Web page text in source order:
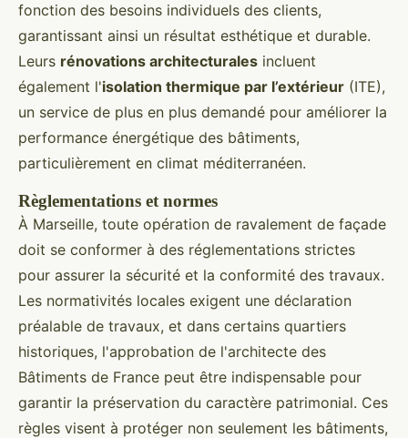
fonction des besoins individuels des clients,
garantissant ainsi un résultat esthétique et durable.
Leurs rénovations architecturales incluent
également l'isolation thermique par l’extérieur (ITE),
un service de plus en plus demandé pour améliorer la
performance énergétique des bâtiments,
particulièrement en climat méditerranéen.
Règlementations et normes
À Marseille, toute opération de ravalement de façade
doit se conformer à des réglementations strictes
pour assurer la sécurité et la conformité des travaux.
Les normativités locales exigent une déclaration
préalable de travaux, et dans certains quartiers
historiques, l'approbation de l'architecte des
Bâtiments de France peut être indispensable pour
garantir la préservation du caractère patrimonial. Ces
règles visent à protéger non seulement les bâtiments,